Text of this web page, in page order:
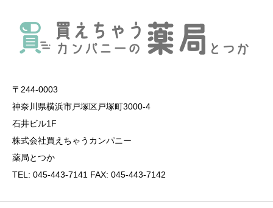
〒244-0003
神奈川県横浜市戸塚区戸塚町3000-4
石井ビル1F
株式会社買えちゃうカンパニー
薬局とつか
TEL: 045-443-7141 FAX: 045-443-7142